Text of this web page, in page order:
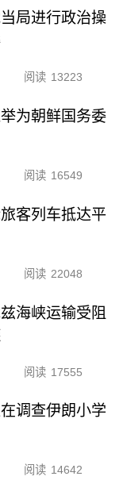
局进行政治操
阅读 13223
为朝鲜国务委
阅读 16549
客列车抵达平
阅读 22048
海峡运输受阻
阅读 17555
调查伊朗小学
阅读 14642